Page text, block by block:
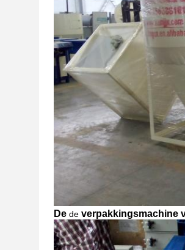
De de verpakkingsmachine